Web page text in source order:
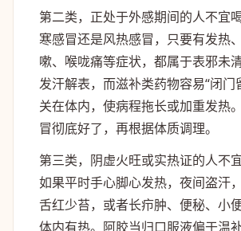
第二类，正处于外感期间的人不宜
寒感冒还是风热感冒，只要有发热
嗽、喉咙痛等症状，都属于表邪未
发汗解表，而滋补类药物容易“闭门
关在体内，使病程拖长或加重发热
冒彻底好了，再根据体质调理。
第三类，阴虚火旺或实热证的人不
如果平时手心脚心发热，夜间盗汗
舌红少苔，或者长疖肿、便秘、小
体内有热。阿胶当归口服液偏于温